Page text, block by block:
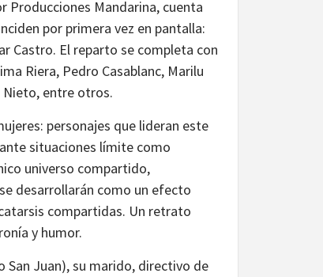
Producciones Mandarina, cuenta
por primera vez en pantalla:
Castro. El reparto se completa con
Riera, Pedro Casablanc, Marilu
Nieto, entre otros.
personajes que lideran este
situaciones límite como
universo compartido,
desarrollarán como un efecto
compartidas. Un retrato
y humor.
San Juan), su marido, directivo de